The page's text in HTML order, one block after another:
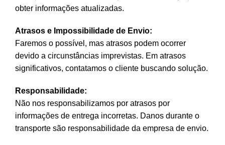
obter informações atualizadas.
Atrasos e Impossibilidade de Envio:
Faremos o possível, mas atrasos podem ocorrer
devido a circunstâncias imprevistas. Em atrasos
significativos, contatamos o cliente buscando solução.
Responsabilidade:
Não nos responsabilizamos por atrasos por
informações de entrega incorretas. Danos durante o
transporte são responsabilidade da empresa de envio.